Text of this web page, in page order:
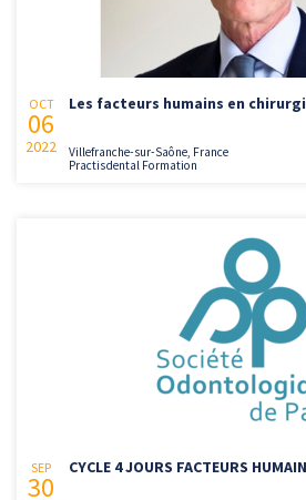
OCT
06
2022
Les facteurs humains en
Villefranche-sur-Saône, France
Practisdental Formation
SEP
30
CYCLE 4 JOURS FACTEURS